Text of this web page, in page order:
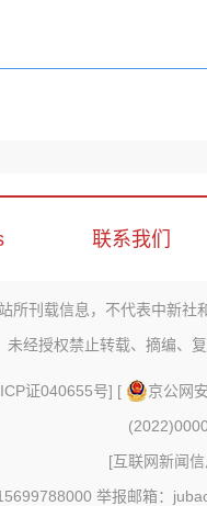
联系我们
所刊载信息，不代表中新社
未经授权禁止转载、摘编、
证040655号] [
京公网
[互联网新闻
举报邮箱：